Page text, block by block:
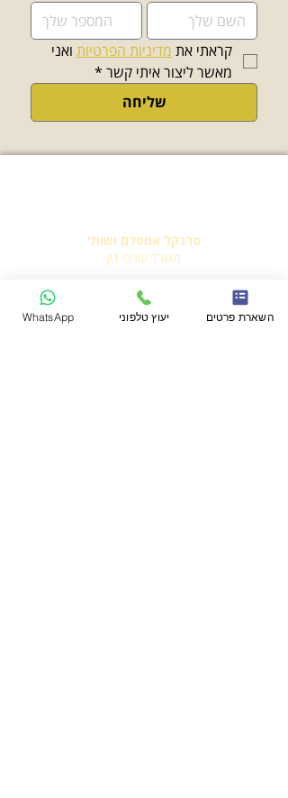
קראתי את מדיניות הפרטיות
מאשר ליצור איתי קשר *
שליחה
פרנקל אמסלם ושות'
משרד עורכי דין
יצירת קשר WhatsApp יעוץ טלפוני השארת פרטים